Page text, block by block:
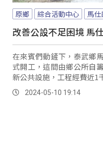
原鄉 綜合活動中心 馬
改善公設不足困境 馬
在來賓們動鏟下，泰武鄉
式開工，這間由鄉公所自
新公共設施，工程經費近1
2024-05-10 19:14